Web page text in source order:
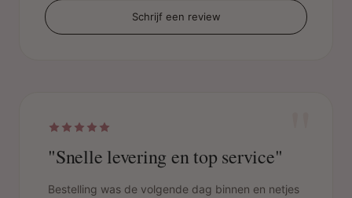
Schrijf een review
"Snelle levering en top service"
Bestelling was de volgende dag binnen en netjes